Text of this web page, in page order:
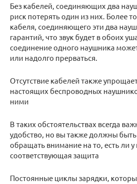
Без кабелей, соединяющих два
риск потерять один из них. Более
кабеля, соединяющего эти два
гарантий, что звук будет в обоих
соединение одного наушника
или надолго прерваться.
Отсутствие кабелей также
настоящих беспроводных
ними
В таких обстоятельствах всегда
удобство, но вы также должны
обращать внимание на то, есть ли у
соответствующая защита
Постоянные циклы зарядки,